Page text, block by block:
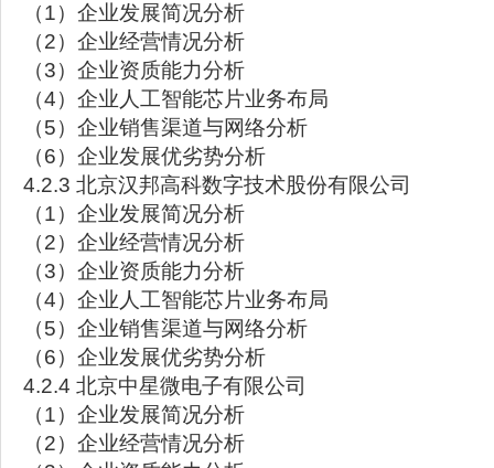
（1）企业发展简况分析
（2）企业经营情况分析
（3）企业资质能力分析
（4）企业人工智能芯片业务布局
（5）企业销售渠道与网络分析
（6）企业发展优劣势分析
4.2.3 北京汉邦高科数字技术股份有限公司
（1）企业发展简况分析
（2）企业经营情况分析
（3）企业资质能力分析
（4）企业人工智能芯片业务布局
（5）企业销售渠道与网络分析
（6）企业发展优劣势分析
4.2.4 北京中星微电子有限公司
（1）企业发展简况分析
（2）企业经营情况分析